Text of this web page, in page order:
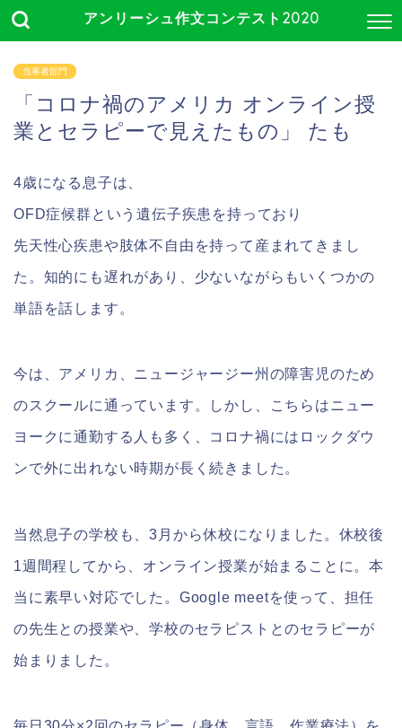
アンリーシュ作文コンテスト2020
当事者部門
「コロナ禍のアメリカ オンライン授
業とセラピーで見えたもの」 たも
4歳になる息子は、
OFD症候群という遺伝子疾患を持っており
先天性心疾患や肢体不自由を持って産まれてきまし
た。知的にも遅れがあり、少ないながらもいくつかの
単語を話します。
今は、アメリカ、ニュージャージー州の障害児のため
のスクールに通っています。しかし、こちらはニュー
ヨークに通勤する人も多く、コロナ禍にはロックダウ
ンで外に出れない時期が長く続きました。
当然息子の学校も、3月から休校になりました。休校後
1週間程してから、オンライン授業が始まることに。本
当に素早い対応でした。Google meetを使って、担任
の先生との授業や、学校のセラピストとのセラピーが
始まりました。